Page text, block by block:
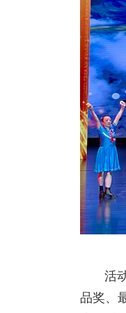
活
品奖、